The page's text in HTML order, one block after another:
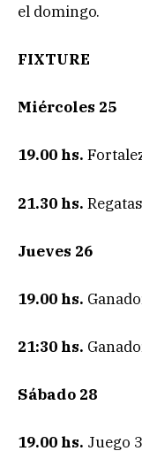
el domingo.
FIXTURE
Miércoles 25
19.00 hs.
21.30 hs.
Jueves 26
19.00 hs.
21:30 hs.
Sábado 28
19.00 hs. Juego 3